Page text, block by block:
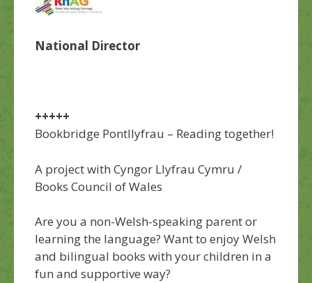
National Director
+++++
Bookbridge Pontllyfrau – Reading together!
A project with Cyngor Llyfrau Cymru /
Books Council of Wales
Are you a non-Welsh-speaking parent or
learning the language? Want to enjoy Welsh
and bilingual books with your children in a
fun and supportive way?